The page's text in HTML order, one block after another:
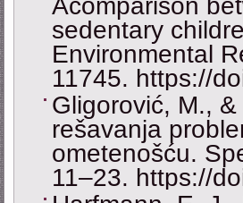
Acomparison
sedentary
Environmental
11745. https://
Gligorović, M.,
rešavanja
ometenošću.
11–23. https://